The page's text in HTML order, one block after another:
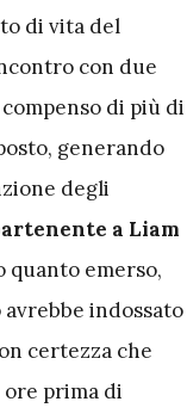
di vita del
con due
di più di
generando
degli
a Liam
quanto emerso,
indossato
certezza che
ore prima di